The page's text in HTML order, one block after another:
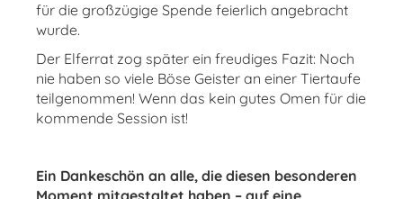
für die großzügige Spende feierlich angebracht
wurde.
Der Elferrat zog später ein freudiges Fazit: Noch
nie haben so viele Böse Geister an einer Tiertaufe
teilgenommen! Wenn das kein gutes Omen für die
kommende Session ist!
Ein Dankeschön an alle, die diesen besonderen
Moment mitgestaltet haben – auf eine